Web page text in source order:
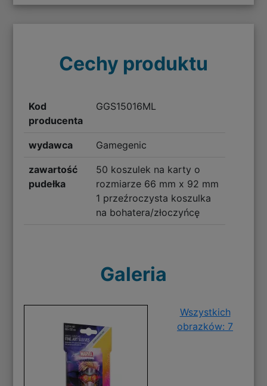
Cechy produktu
Kod
producenta
GGS15016ML
wydawca Gamegenic
zawartość
pudełka
50 koszulek na karty o
rozmiarze 66 mm x 92 mm
1 przeźroczysta koszulka
na bohatera/złoczyńcę
Galeria
Wszystkich
obrazków: 7